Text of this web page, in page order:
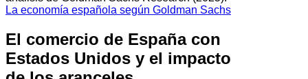
La economía española según Goldman Sachs
El comercio de España con
Estados Unidos y el impacto